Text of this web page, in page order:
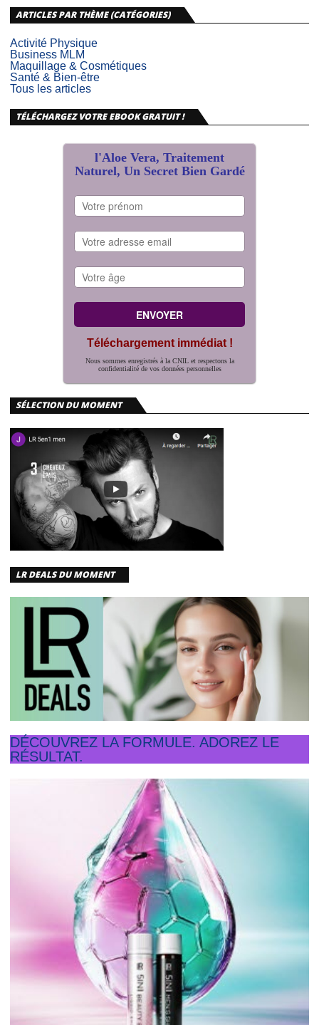
ARTICLES PAR THÈME (CATÉGORIES)
Activité Physique
Business MLM
Maquillage & Cosmétiques
Santé & Bien-être
Tous les articles
TÉLÉCHARGEZ VOTRE EBOOK GRATUIT !
l'Aloe Vera, Traitement
Naturel, Un Secret Bien Gardé
Téléchargement immédiat !
Nous sommes enregistrés à la CNIL et respectons la
confidentialité de vos données personnelles
SÉLECTION DU MOMENT
LR DEALS DU MOMENT
DÉCOUVREZ LA FORMULE. ADOREZ LE
RÉSULTAT.